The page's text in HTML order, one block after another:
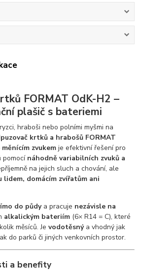
FORMAT OdK-H2 –
plašič s bateriemi
hraboši nebo polními myšmi na
krtků a hrabošů FORMAT
zvukem je efektivní řešení pro
pomocí náhodně variabilních zvuků a
na jejich sluch a chování, ale
lidem, domácím zvířatům ani
do půdya pracuje nezávisle na
alkalickým bateriím (6× R14 = C), které
měsíců. Jevodotěsnýa vhodný jak
do parků či jiných venkovních prostor.
a benefity